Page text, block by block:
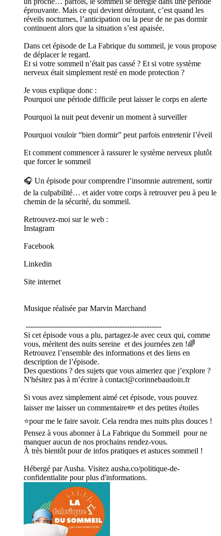
éprouvante. Mais ce qui devient déroutant, c’est quand les
réveils nocturnes, l’anticipation ou la peur de ne pas dormir
continuent alors que la situation s’est apaisée.
Dans cet épisode de La Fabrique du sommeil, je vous propose
de déplacer le regard.
Et si votre sommeil n’était pas cassé ? Et si votre système
nerveux était simplement resté en mode protection ?
Je vous explique donc :
Pourquoi une période difficile peut laisser le corps en alerte
Pourquoi la nuit peut devenir un moment à surveiller
Pourquoi vouloir “bien dormir” peut parfois entretenir l’éveil
Et comment commencer à rassurer le système nerveux plutôt
que forcer le sommeil
🎧 Un épisode pour comprendre l’insomnie autrement, sortir
de la culpabilité… et aider votre corps à retrouver peu à peu le
chemin de la sécurité, du sommeil.
Retrouvez-moi sur le web :
Instagram
Facebook
Linkedin
Site internet
Musique réalisée par Marvin Marchand
-------------------------------------------------------
Si cet épisode vous a plu, partagez-le avec ceux qui, comme
vous, méritent des nuits sereine et des journées zen !🌈
Retrouvez l’ensemble des informations et des liens en
description de l’épisode.
Des questions ? des sujets que vous aimeriez que j’explore ?
N'hésitez pas à m’écrire à contact@corinnebaudoin.fr
Si vous avez simplement aimé cet épisode, vous pouvez
laisser me laisser un commentaire✏️ et des petites étoiles
⭐pour me le faire savoir. Cela rendra mes nuits plus douces !
Pensez à vous abonner à La Fabrique du Sommeil pour ne
manquer aucun de nos prochains rendez-vous.
À très bientôt pour de infos pratiques et astuces sommeil !
Hébergé par Ausha. Visitez ausha.co/politique-de-
confidentialite pour plus d'informations.